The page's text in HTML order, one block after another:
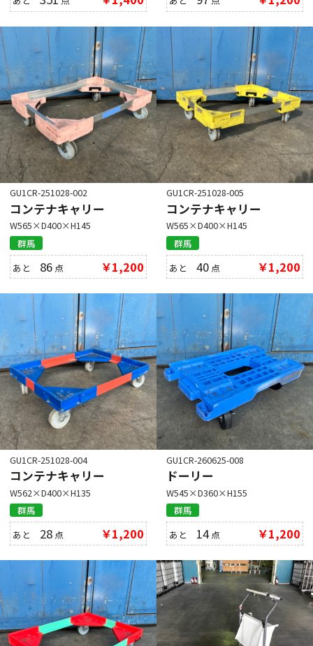
GU1CR-251028-002
コンテナキャリー
W565×D400×H145
群馬
あと 86 点 ￥1,200
GU1CR-251028-005
コンテナキャリー
W565×D400×H145
群馬
あと40 点 ￥1,200
GU1CR-251028-004
コンテナキャリー
W562×D400×H135
群馬
あと 28 点 ￥1,200
GU1CR-260625-008
ドーリー
W545×D360×H155
群馬
あと 14点 ￥1,200